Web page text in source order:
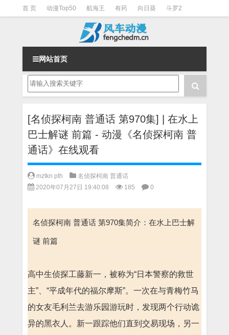
首 页 动漫Top50 航海王 有药 向日葵 斗罗2
一拳超人 柯南 阴阳师
网站首页
[名侦探柯南 普通话 第970集] | 在水上
巴士解谜 前篇 - 动漫《名侦探柯南 普
通话》在线观看
mztkn pth
名侦探柯南 普通话
2020年07月27日 19:40:08
185 0
名侦探柯南 普通话 第970集简介：在水上巴士解
谜 前篇
高中生侦探工藤新一，被称为“日本警察的救世
主”、“平成年代的福尔摩斯”。一次在与青梅竹马
的女友毛利兰去游乐园游玩时，发现两个行动诡
异的黑衣人。新一跟踪他们直到交易现场，另一